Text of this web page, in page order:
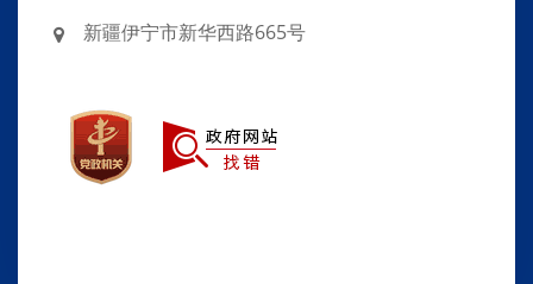
新疆伊宁市新华西路665号